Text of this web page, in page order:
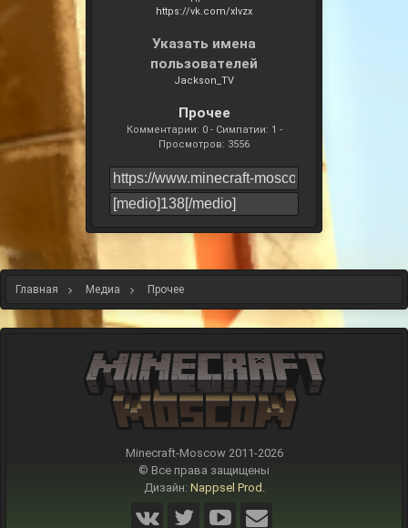
https://vk.com/xlvzx
Указать имена
пользователей
Jackson_TV
Прочее
Комментарии: 0 - Симпатии: 1 -
Просмотров: 3556
Главная Медиа Прочее
Minecraft-Moscow 2011-2026
© Все права защищены
Дизайн: Nappsel Prod.